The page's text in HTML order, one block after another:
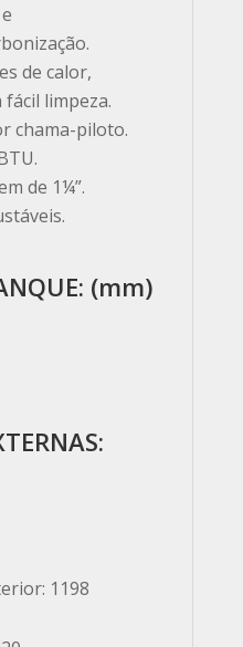
de calor,
limpeza.
chama-piloto.
de 1¼”.
(mm)
1198